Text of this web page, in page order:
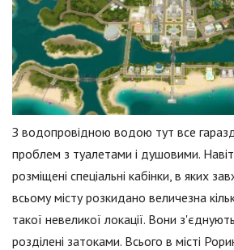
З водопровідною водою тут все
проблем з туалетами і душовими.
розміщені спеціальні кабінки, в яких
всьому місту розкидано величезна
такої невеликої локації. Вони
розділені затоками. Всього в місті